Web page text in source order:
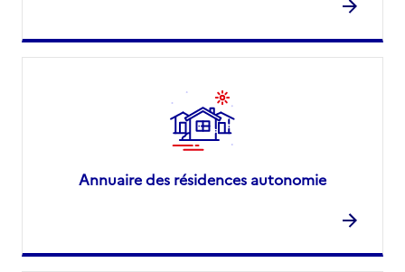
Annuaire des résidences autonomie